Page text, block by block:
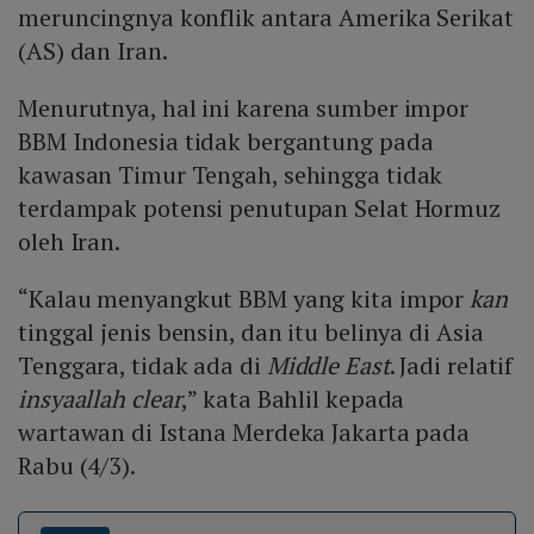
meruncingnya konflik antara Amerika Serikat
(AS) dan Iran.
Menurutnya, hal ini karena sumber impor
BBM Indonesia tidak bergantung pada
kawasan Timur Tengah, sehingga tidak
terdampak potensi penutupan Selat Hormuz
oleh Iran.
“Kalau menyangkut BBM yang kita imporkan
tinggal jenis bensin, dan itu belinya di Asia
Tenggara, tidak ada di Middle East. Jadi relatif
insyaallah clear,” kata Bahlil kepada
wartawan di Istana Merdeka Jakarta pada
Rabu (4/3).